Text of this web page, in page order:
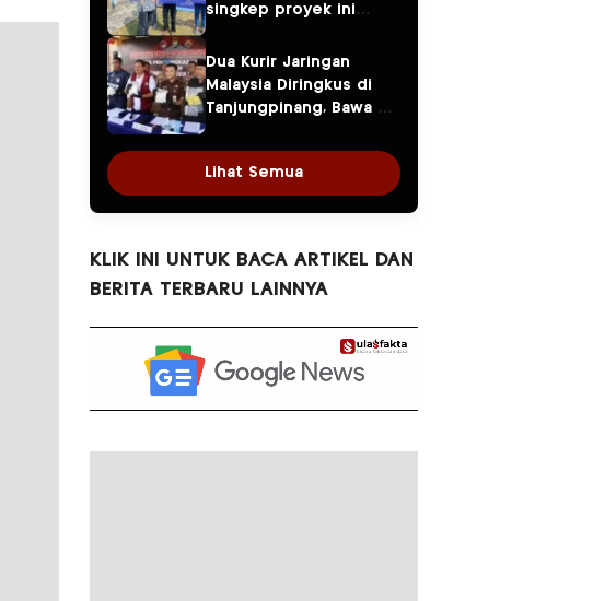
singkep proyek ini
akhir tahun ini
Dua Kurir Jaringan
Malaysia Diringkus di
Tanjungpinang, Bawa 3
Upah Rp50 Juta Gagal
Cair
Lihat Semua
KLIK INI UNTUK BACA ARTIKEL DAN
BERITA TERBARU LAINNYA